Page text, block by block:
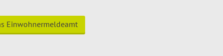
Einwohnermeldeamt